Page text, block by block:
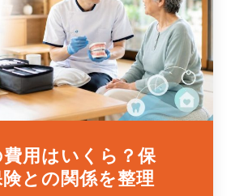
用はいくら？保
との関係を整理